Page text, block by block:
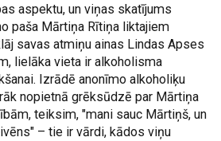
aspektu, un viņas skatījums
paša Mārtiņa Rītiņa liktajiem
savas atmiņu ainas Lindas Apses
lielāka vieta ir alkoholisma
Izrādē anonīmo alkoholiķu
nopietnā grēksūdzē par Mārtiņa
teiksim, "mani sauc Mārtiņš, un
– tie ir vārdi, kādos viņu